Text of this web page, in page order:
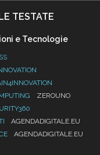
TESTATE
e Tecnologie
ZEROUNO
AGENDADIGITALE.EU
AGENDADIGITALE.EU